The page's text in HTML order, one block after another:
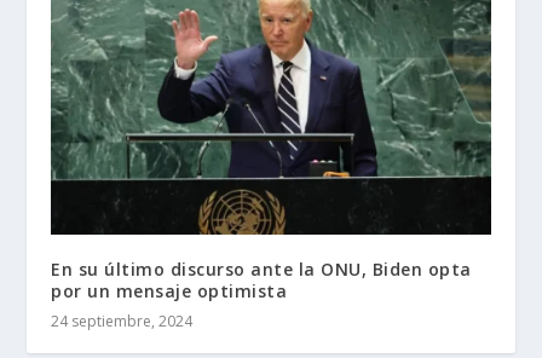
En su último discurso ante la ONU, Biden opta
por un mensaje optimista
24 septiembre, 2024